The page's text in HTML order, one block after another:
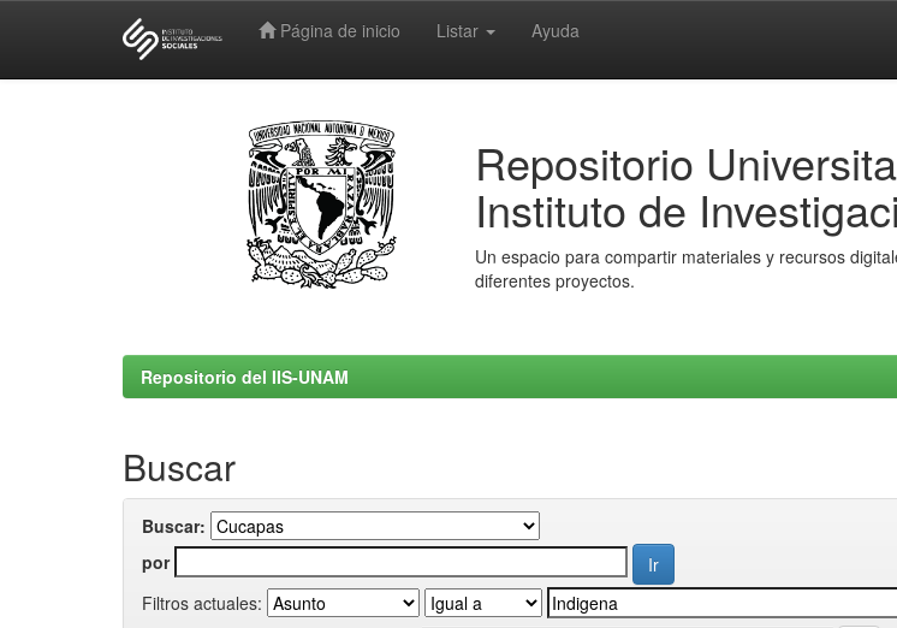
Página de inicio Listar Ayuda
Repositorio
Instituto de
Un espacio para compartir materiales y recursos
diferentes proyectos.
Repositorio del IIS-UNAM
Buscar
Buscar:
por
Filtros actuales: